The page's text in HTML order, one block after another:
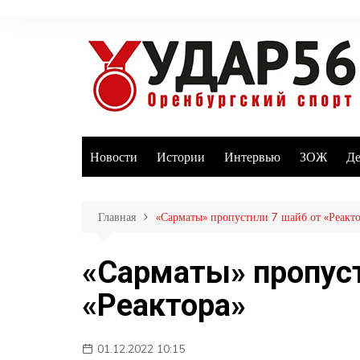
Новости Истории Интервью ЗОЖ
Главная «Сарматы» пропустили 7 шайб от
«Сарматы»
«Реактора»
01.12.2022 10:15